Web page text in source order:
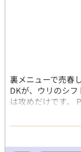
裏メニューで売春
DKが、ウリのシ
は攻めだけです。
https://
イトノベルズ
https://
https://